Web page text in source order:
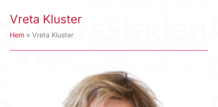
Vreta Kluster
Hem Vreta Kluster